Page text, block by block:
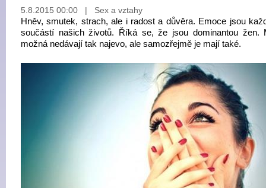
5.8.2015 00:00 | Sex a vztahy
Hněv, smutek, strach, ale i radost a důvěra. Emoce jsou
součástí našich životů. Říká se, že jsou dominantou žen.
možná nedávají tak najevo, ale samozřejmě je mají také.